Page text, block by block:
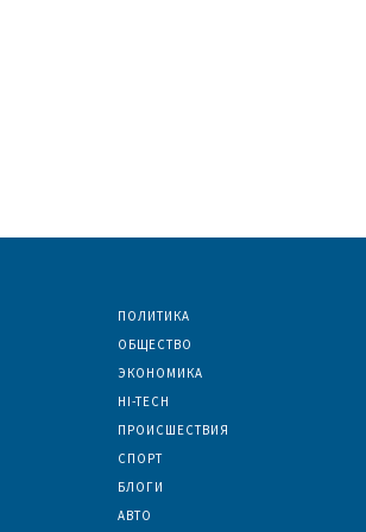
ПОЛИТИКА
ОБЩЕСТВО
ЭКОНОМИКА
HI-TECH
ПРОИСШЕСТВИЯ
СПОРТ
БЛОГИ
АВТО